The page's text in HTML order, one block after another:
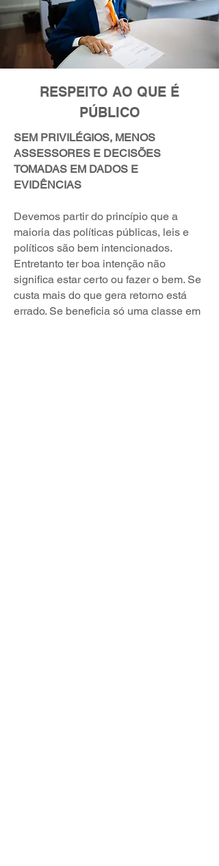
RESPEITO AO QUE É
PÚBLICO
SEM PRIVILÉGIOS, MENOS
ASSESSORES E DECISÕES
TOMADAS EM DADOS E
EVIDÊNCIAS
Devemos partir do princípio que a
maioria das políticas públicas, leis e
políticos são bem intencionados.
Entretanto ter boa intenção não
significa estar certo ou fazer o bem. Se
custa mais do que gera retorno está
errado. Se beneficia só uma classe em